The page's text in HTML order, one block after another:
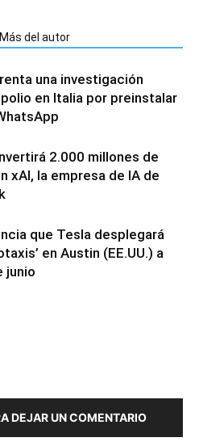
Más del autor
una investigación
en Italia por preinstalar
2.000 millones de
xAI, la empresa de IA de
que Tesla desplegará
en Austin (EE.UU.) a
junio
DEJAR UN COMENTARIO